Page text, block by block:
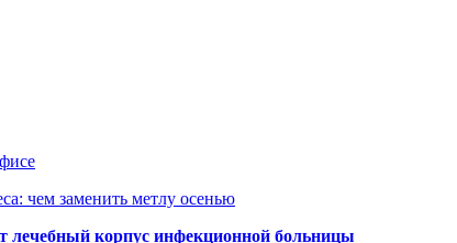
чем заменить метлу осенью
лечебный корпус инфекционной больницы